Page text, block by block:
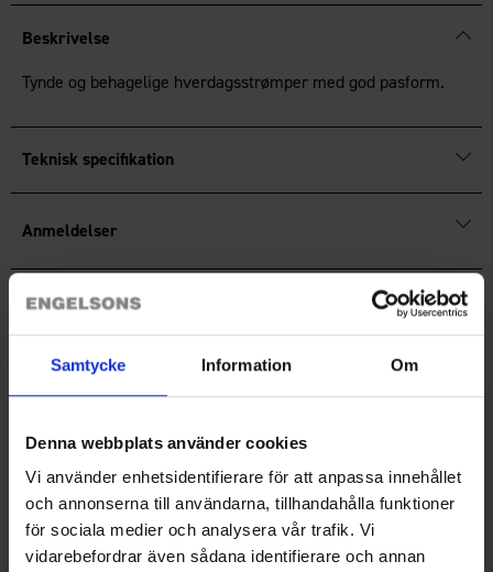
Samtycke Information Om
Denna webbplats använder cookies
Vi använder enhetsidentifierare för att anpassa innehållet
och annonserna till användarna, tillhandahålla funktioner
för sociala medier och analysera vår trafik. Vi
vidarebefordrar även sådana identifierare och annan
Beskrivelse
Tynde og behagelige hverdagsstrømper med god pasform.
Teknisk specifikation
Anmeldelser
Du har måske også brug for